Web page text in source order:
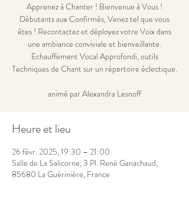
Apprenez à Chanter ! Bienvenue à Vous !
Débutants aux Confirmés, Venez tel que vous
êtes ! Recontactez et déployez votre Voix dans
une ambiance conviviale et bienveillante.
Echauffement Vocal Approfondi, outils
Techniques de Chant sur un répertoire éclectique.
animé par Alexandra Lesnoff
Heure et lieu
26 févr. 2025, 19:30 – 21:00
Salle de La Salicorne, 3 Pl. René Ganachaud,
85680 La Guérinière, France